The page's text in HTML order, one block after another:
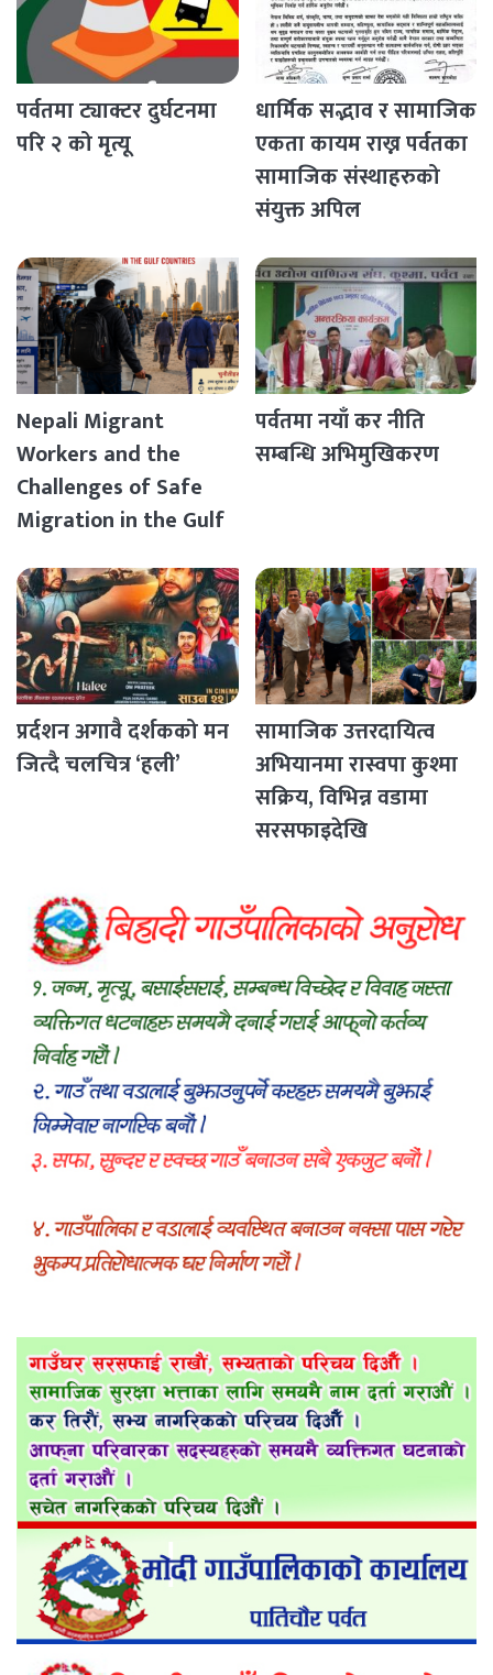
पर्वतमा ट्याक्टर दुर्घटनमा
परि २ को मृत्यू
धार्मिक सद्भाव र सामाजिक
एकता कायम राख्न पर्वतका
सामाजिक संस्थाहरुको
संयुक्त अपिल
Nepali Migrant
Workers and the
Challenges of Safe
Migration in the Gulf
पर्वतमा नयाँ कर नीति
सम्बन्धि अभिमुखिकरण
प्रर्दशन अगावै दर्शकको मन
जित्दै चलचित्र ‘हली’
सामाजिक उत्तरदायित्व
अभियानमा रास्वपा कुश्मा
सक्रिय, विभिन्न वडामा
सरसफाइदेखि